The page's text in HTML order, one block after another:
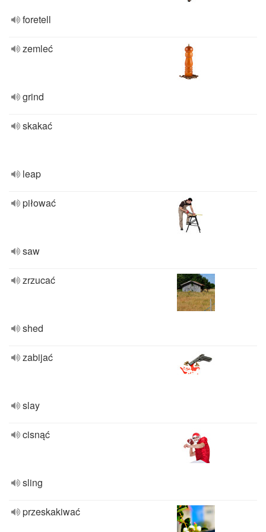
foretell
zemleć
grind
skakać
leap
piłować
saw
zrzucać
shed
zabijać
slay
cisnąć
sling
przeskakiwać